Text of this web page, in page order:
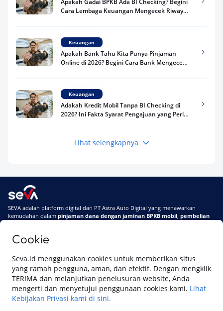
Cookie
Seva.id menggunakan cookies untuk memberikan situs
yang ramah pengguna, aman, dan efektif. Dengan mengklik
TERIMA dan melanjutkan penelusuran website, Anda
mengerti dan menyetujui penggunaan cookies kami. Lihat
Kebijakan Privasi kami di sini.
Apakah Gadai BPKB Ada BI Checking? Begini
Cara Lembaga Keuangan Mengecek Riwayat
Keuangan
Apakah Bank Tahu Kita Punya Pinjaman
Online di 2026? Begini Cara Bank Mengecek
Keuangan
Adakah Kredit Mobil Tanpa BI Checking di
2026? Ini Fakta Syarat Pengajuan yang Perlu
Keuangan
Terpercaya
Telat Bayar Pinjol 2 Hari, Apakah Langsung
Masuk BI Checking? Simak Peraturan
Lihat selengkapnya
SEVA adalah platform digital dari PT Astra Auto Digital yang menawarkan
kemudahan dalam pinjaman dana dengan jaminan BPKB mobil, pembelian
Di SEVA, BPKB mobilmu #BisaJadiDuit
Tentang SEVASyarat & Ketentuan
Pemberitahuan Privasi